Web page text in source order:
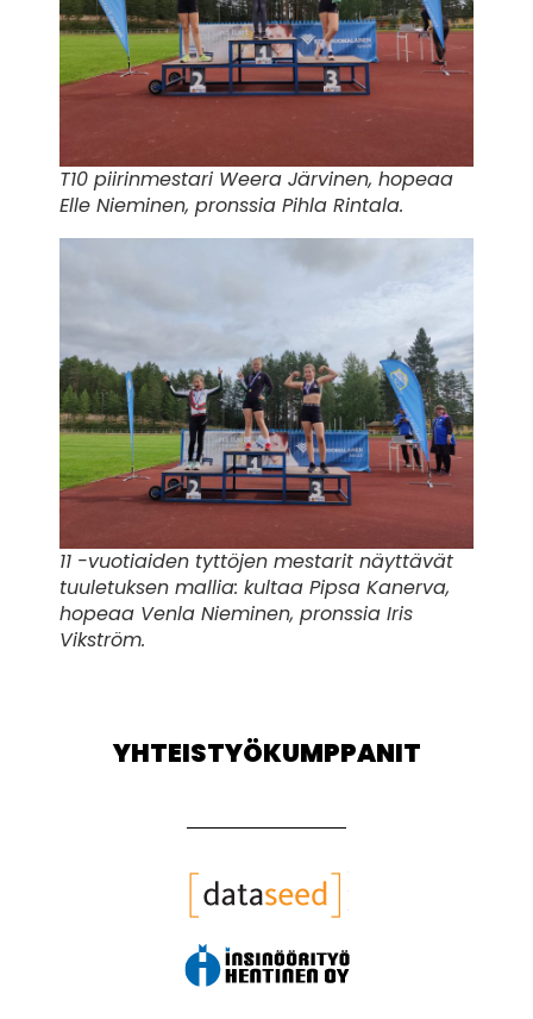
T10 piirinmestari Weera Järvinen, hopeaa
Elle Nieminen, pronssia Pihla Rintala.
11 -vuotiaiden tyttöjen mestarit näyttävät
tuuletuksen mallia: kultaa Pipsa Kanerva,
hopeaa Venla Nieminen, pronssia Iris
Vikström.
YHTEISTYÖKUMPPANIT